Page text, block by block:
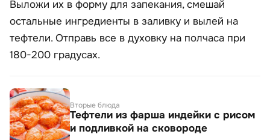
Выложи их в форму для запекания, смешай
остальные ингредиенты в заливку и вылей на
тефтели. Отправь все в духовку на полчаса при
180-200 градусах.
Вторые блюда
Тефтели из фарша индейки с рисом
и подливкой на сковороде